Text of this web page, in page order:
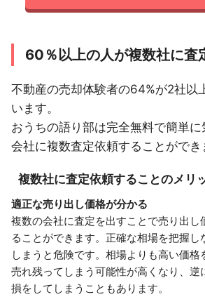
60％以上の人が複数社に査
不動産の売却体験者の64%が2社以
います。
おうちの語り部は完全無料で簡単
会社に複数査定依頼することができ
複数社に査定依頼することのメリ
適正な売り出し価格が分かる
複数の会社に査定を出すことで売り出し
ることができます。正確な相場を把握し
しまうと危険です。相場よりも高い価格
売れ残ってしまう可能性が高くなり、逆
損をしてしまうこともあります。